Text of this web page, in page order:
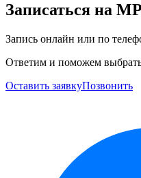
Записаться на
Запись онлайн или по
Ответим и поможем выбрать
Оставить заявкуПозвонить